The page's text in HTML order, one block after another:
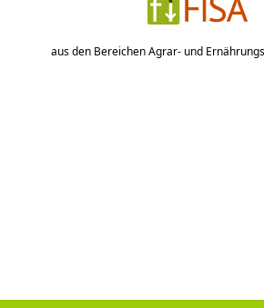
aus den Bereichen Agrar- und